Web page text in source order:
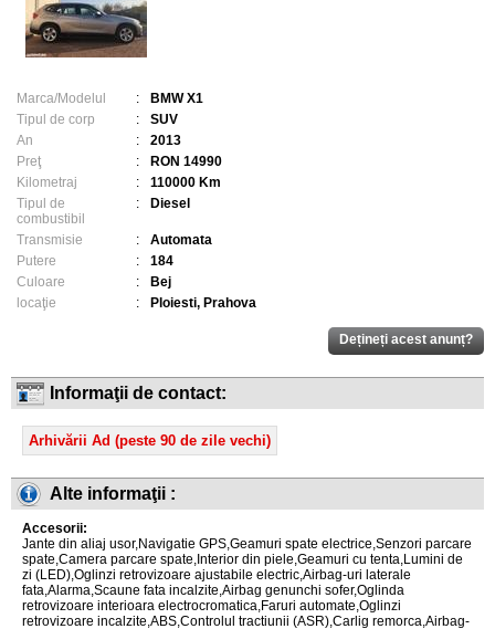
Marca/Modelul :
BMW X1
Tipul de corp
:
SUV
An
:
2013
Preţ
:
RON 14990
Kilometraj
:
110000 Km
Tipul de
combustibil
: Diesel
Transmisie :
Automata
Putere
:
184
Culoare
:
Bej
locaţie
: Ploiesti, Prahova
Informaţii de contact:
Arhivării Ad (peste 90 de zile vechi)
Alte informaţii :
Accesorii:
Jante din aliaj usor,Navigatie GPS,Geamuri spate electrice,Senzori parcare
spate,Camera parcare spate,Interior din piele,Geamuri cu tenta,Lumini de
zi (LED),Oglinzi retrovizoare ajustabile electric,Airbag-uri laterale
fata,Alarma,Scaune fata incalzite,Airbag genunchi sofer,Oglinda
retrovizoare interioara electrocromatica,Faruri automate,Oglinzi
retrovizoare incalzite,ABS,Controlul tractiunii (ASR),Carlig remorca,Airbag-